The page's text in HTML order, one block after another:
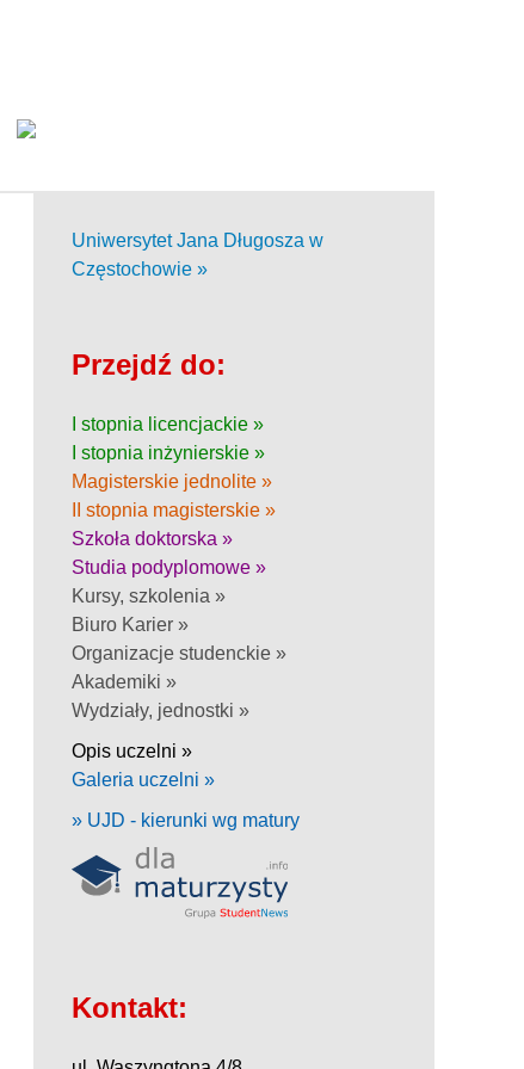
Uniwersytet Jana Długosza w
Częstochowie »
Przejdź do:
I stopnia licencjackie »
I stopnia inżynierskie »
Magisterskie jednolite »
II stopnia magisterskie »
Szkoła doktorska »
Studia podyplomowe »
Kursy, szkolenia »
Biuro Karier »
Organizacje studenckie »
Akademiki »
Wydziały, jednostki »
Opis uczelni »
Galeria uczelni »
» UJD - kierunki wg matury
Kontakt: